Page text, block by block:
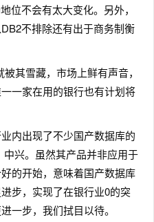
位不会有太大变化。另外，
不排除还有出于商务制衡
其雪藏，市场上鲜有声音，
一家在用的银行也有计划将
内出现了不少国产数据库的
兴。虽然其产品并非应用于
的开始，意味着国产数据库
步，实现了在银行业0的突
一步，我们拭目以待。